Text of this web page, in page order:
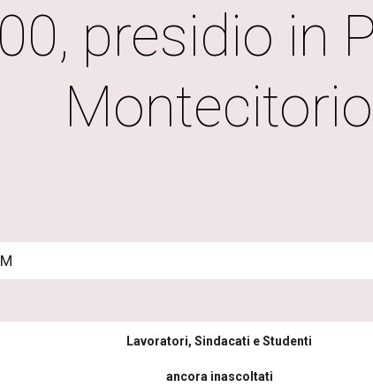
presidio in
Montecitorio
Lavoratori, Sindacati e Studenti
ancora inascoltati